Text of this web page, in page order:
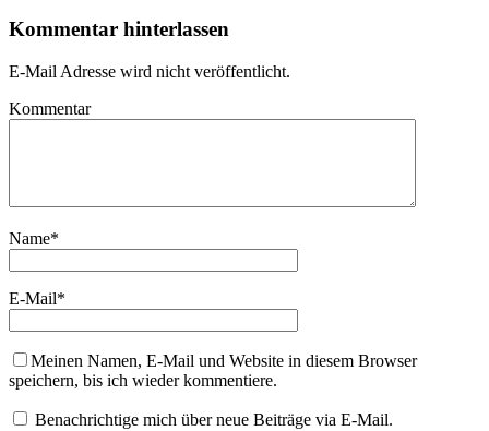
Kommentar hinterlassen
E-Mail Adresse wird nicht veröffentlicht.
Kommentar
Name*
E-Mail*
Meinen Namen, E-Mail und Website in diesem Browser
speichern, bis ich wieder kommentiere.
Benachrichtige mich über neue Beiträge via E-Mail.